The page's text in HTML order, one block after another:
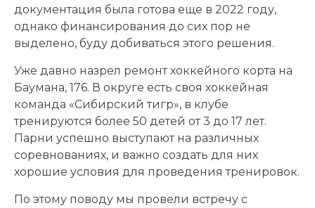
документация была готова еще в 2022 году,
однако финансирования до сих пор не
выделено, буду добиваться этого решения.
Уже давно назрел ремонт хоккейного корта на
Баумана, 176. В округе есть своя хоккейная
команда «Сибирский тигр», в клубе
тренируются более 50 детей от 3 до 17 лет.
Парни успешно выступают на различных
соревнованиях, и важно создать для них
хорошие условия для проведения тренировок.
По этому поводу мы провели встречу с